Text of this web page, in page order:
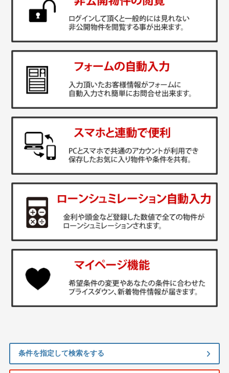
条件を指定して検索をする